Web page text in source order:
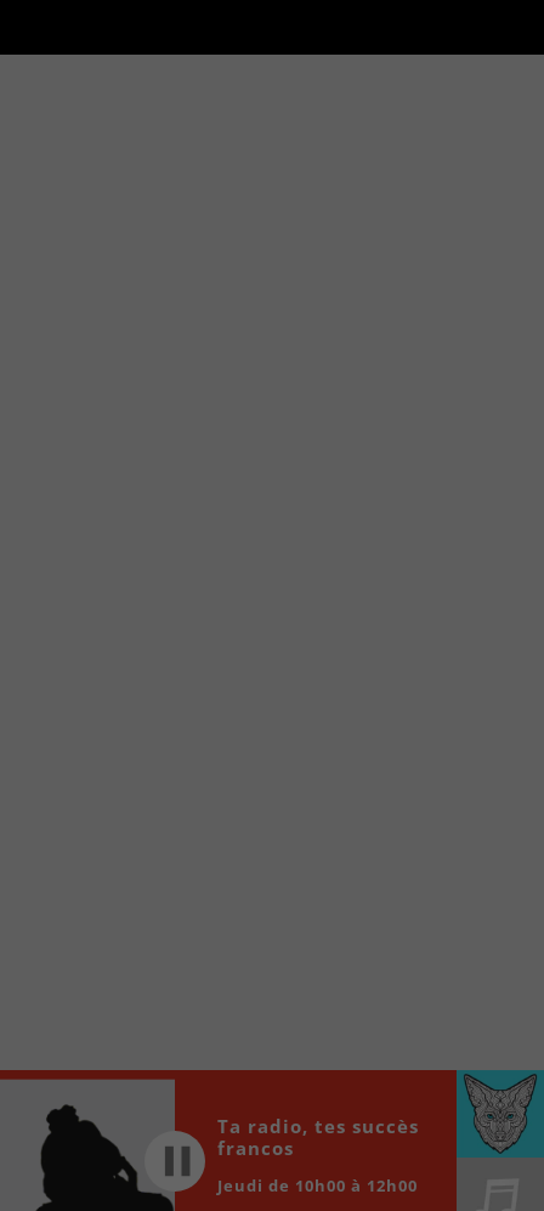
locale vous sont maintenant accessibles en un clic!
Audio
Player
00:00 00:00
Ta radio, tes succès
francos
Jeudi de 10h00 à 12h00